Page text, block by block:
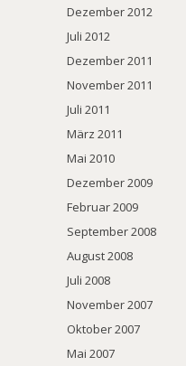
Dezember 2012
Juli 2012
Dezember 2011
November 2011
Juli 2011
März 2011
Mai 2010
Dezember 2009
Februar 2009
September 2008
August 2008
Juli 2008
November 2007
Oktober 2007
Mai 2007